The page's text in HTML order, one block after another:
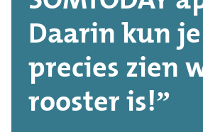
Daarin kun je
precies zien
rooster is!